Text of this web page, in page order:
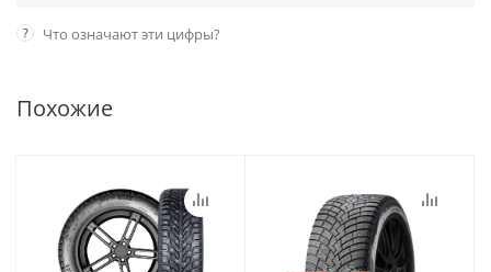
? Что означают эти цифры?
Похожие